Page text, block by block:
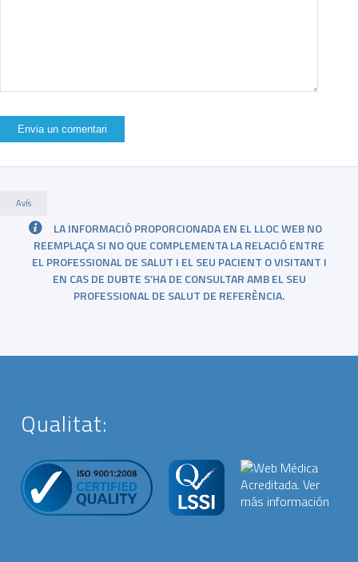
Avís
LA INFORMACIÓ PROPORCIONADA EN EL LLOC WEB NO
REEMPLAÇA SI NO QUE COMPLEMENTA LA RELACIÓ ENTRE
EL PROFESSIONAL DE SALUT I EL SEU PACIENT O VISITANT I
EN CAS DE DUBTE S’HA DE CONSULTAR AMB EL SEU
PROFESSIONAL DE SALUT DE REFERÈNCIA.
Qualitat: